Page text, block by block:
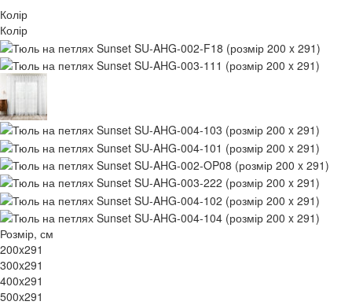
Колір
Колір
Розмір, см
200x291
300x291
400x291
500x291